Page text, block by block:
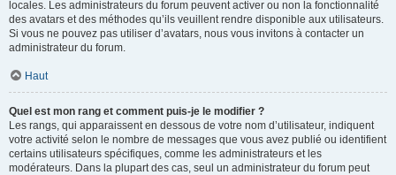
locales. Les administrateurs du forum peuvent activer ou non la fonctionnalité
des avatars et des méthodes qu’ils veuillent rendre disponible aux utilisateurs.
Si vous ne pouvez pas utiliser d’avatars, nous vous invitons à contacter un
administrateur du forum.
Haut
Quel est mon rang et comment puis-je le modifier ?
Les rangs, qui apparaissent en dessous de votre nom d’utilisateur, indiquent
votre activité selon le nombre de messages que vous avez publié ou identifient
certains utilisateurs spécifiques, comme les administrateurs et les
modérateurs. Dans la plupart des cas, seul un administrateur du forum peut